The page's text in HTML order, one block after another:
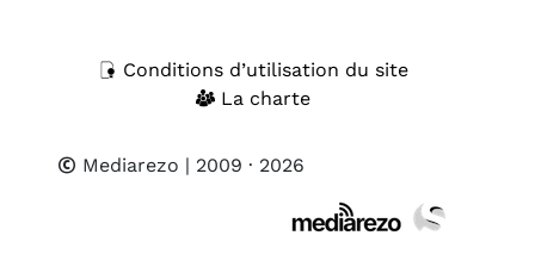
Conditions d’utilisation du site
La charte
Mediarezo | 2009 · 2026